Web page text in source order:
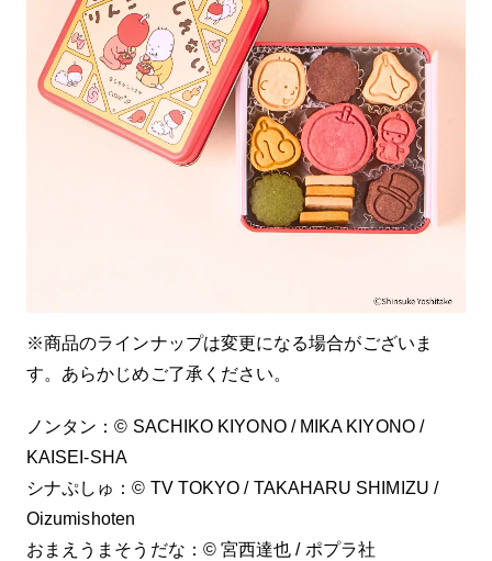
※商品のラインナップは変更になる場合がございま
す。あらかじめご了承ください。
ノンタン：© SACHIKO KIYONO / MIKA KIYONO /
KAISEI-SHA
シナぷしゅ：© TV TOKYO / TAKAHARU SHIMIZU /
Oizumishoten
おまえうまそうだな：© 宮西達也 / ポプラ社